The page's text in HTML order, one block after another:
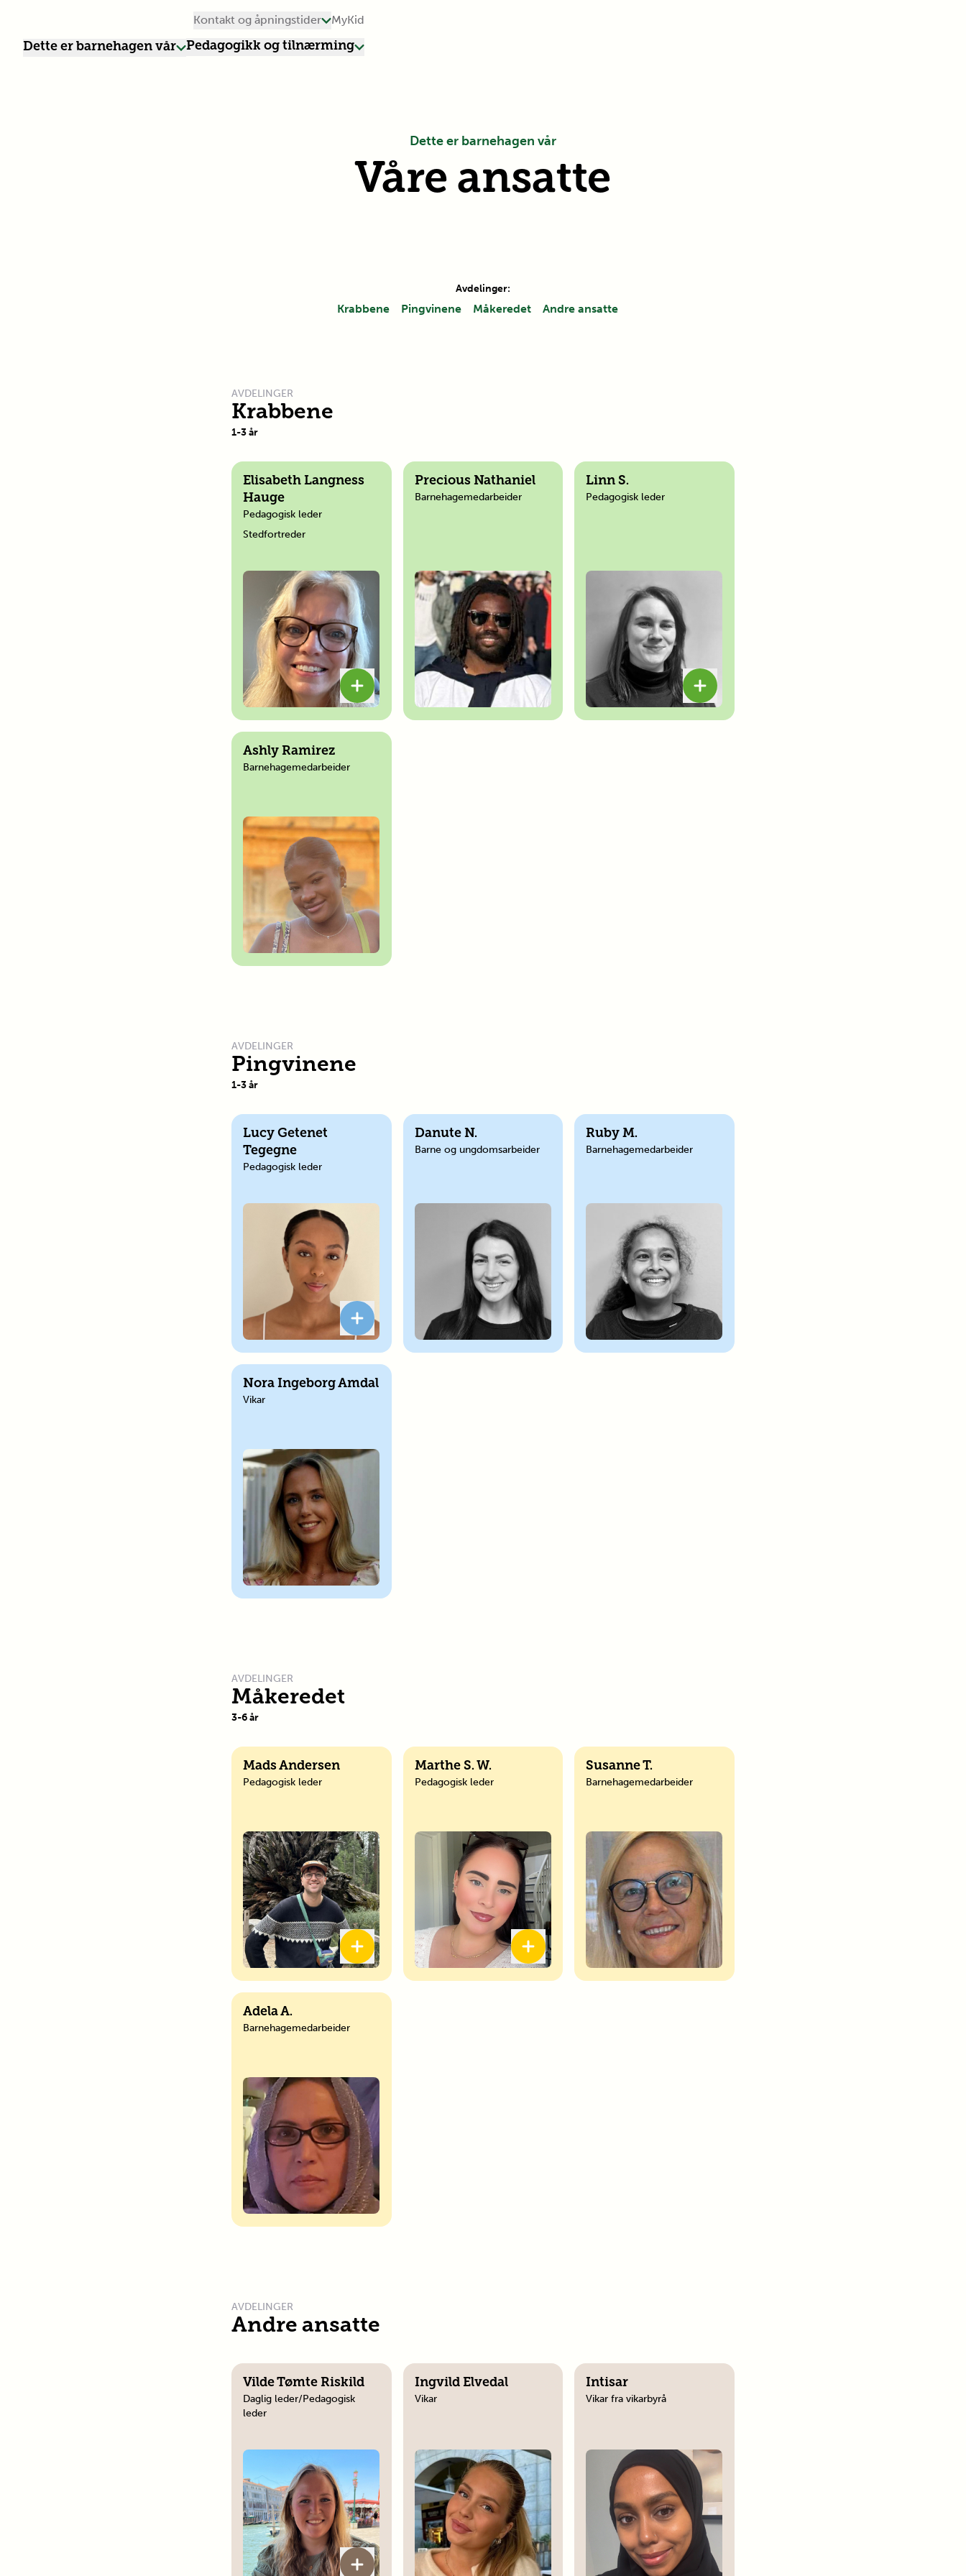
Kontakt og åpningstider
MyKid
Dette er barnehagen vår
Pedagogikk og tilnærming
Dette er barnehagen vår
Våre ansatte
Avdelinger:
Krabbene Pingvinene Måkeredet Andre ansatte
AVDELINGER
Krabbene
1-3år
Elisabeth Langness
Hauge
Pedagogisk leder
Stedfortreder
Precious Nathaniel
Barnehagemedarbeider
Linn S.
Pedagogisk leder
Ashly Ramirez
Barnehagemedarbeider
AVDELINGER
Pingvinene
1-3år
Lucy Getenet
Tegegne
Pedagogisk leder
Danute N.
Barne og ungdomsarbeider
Ruby M.
Barnehagemedarbeider
Nora Ingeborg Amdal
Vikar
AVDELINGER
Måkeredet
3-6år
Mads Andersen
Pedagogisk leder
Marthe S. W.
Pedagogisk leder
Susanne T.
Barnehagemedarbeider
Adela A.
Barnehagemedarbeider
AVDELINGER
Andre ansatte
Vilde Tømte Riskild
Daglig leder/Pedagogisk
leder
Ingvild Elvedal
Vikar
Intisar
Vikar fra vikarbyrå